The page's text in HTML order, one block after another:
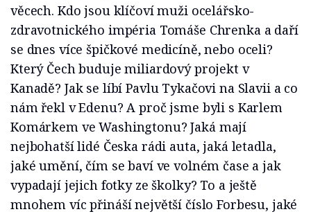
věcech. Kdo jsou klíčoví muži ocelářsko-
zdravotnického impéria Tomáše Chrenka a daří
se dnes více špičkové medicíně, nebo oceli?
Který Čech buduje miliardový projekt v
Kanadě? Jak se líbí Pavlu Tykačovi na Slavii a co
nám řekl v Edenu? A proč jsme byli s Karlem
Komárkem ve Washingtonu? Jaká mají
nejbohatší lidé Česka rádi auta, jaká letadla,
jaké umění, čím se baví ve volném čase a jak
vypadají jejich fotky ze školky? To a ještě
mnohem víc přináší největší číslo Forbesu, jaké